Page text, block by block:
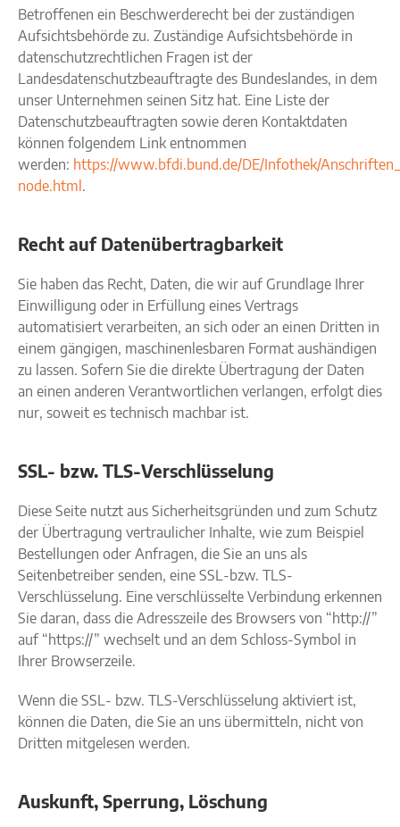
Betroffenen ein Beschwerderecht bei der zuständigen
Aufsichtsbehörde zu. Zuständige Aufsichtsbehörde in
datenschutzrechtlichen Fragen ist der
Landesdatenschutzbeauftragte des Bundeslandes, in dem
unser Unternehmen seinen Sitz hat. Eine Liste der
Datenschutzbeauftragten sowie deren Kontaktdaten
können folgendem Link entnommen
werden: https://www.bfdi.bund.de/DE/Infothek/
node.html .
Recht auf Datenübertragbarkeit
Sie haben das Recht, Daten, die wir auf Grundlage Ihrer
Einwilligung oder in Erfüllung eines Vertrags
automatisiert verarbeiten, an sich oder an einen Dritten in
einem gängigen, maschinenlesbaren Format aushändigen
zu lassen. Sofern Sie die direkte Übertragung der Daten
an einen anderen Verantwortlichen verlangen, erfolgt dies
nur, soweit es technisch machbar ist.
SSL- bzw. TLS-Verschlüsselung
Diese Seite nutzt aus Sicherheitsgründen und zum Schutz
der Übertragung vertraulicher Inhalte, wie zum Beispiel
Bestellungen oder Anfragen, die Sie an uns als
Seitenbetreiber senden, eine SSL-bzw. TLS-
Verschlüsselung. Eine verschlüsselte Verbindung erkennen
Sie daran, dass die Adresszeile des Browsers von “http://”
auf “https://” wechselt und an dem Schloss-Symbol in
Ihrer Browserzeile.
Wenn die SSL- bzw. TLS-Verschlüsselung aktiviert ist,
können die Daten, die Sie an uns übermitteln, nicht von
Dritten mitgelesen werden.
Auskunft, Sperrung, Löschung